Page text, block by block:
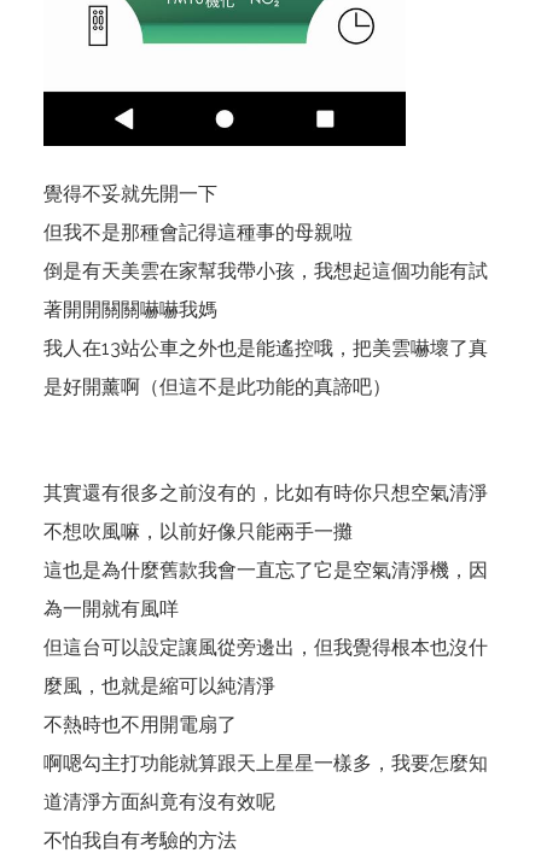
覺得不妥就先開一下
但我不是那種會記得這種事的母親啦
倒是有天美雲在家幫我帶小孩，我想起這個功能有試
著開開關關嚇嚇我媽
我人在13站公車之外也是能遙控哦，把美雲嚇壞了真
是好開薰啊（但這不是此功能的真諦吧）
其實還有很多之前沒有的，比如有時你只想空氣清淨
不想吹風嘛，以前好像只能兩手一攤
這也是為什麼舊款我會一直忘了它是空氣清淨機，因
為一開就有風咩
但這台可以設定讓風從旁邊出，但我覺得根本也沒什
麼風，也就是縮可以純清淨
不熱時也不用開電扇了
啊嗯勾主打功能就算跟天上星星一樣多，我要怎麼知
道清淨方面糾竟有沒有效呢
不怕我自有考驗的方法